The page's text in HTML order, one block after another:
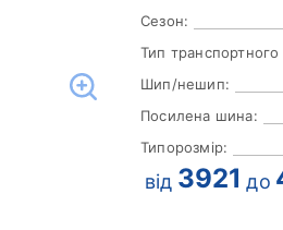
Сезон:
Тип транспортного
Шип/нешип:
Посилена шина:
Типорозмір:
від 3921 до